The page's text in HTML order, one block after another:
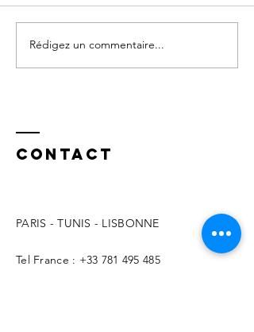
Nos
protections
Rédigez un commentaire...
Contact
PARIS - TUNIS - LISBONNE
Tel France : +33 781 495 485